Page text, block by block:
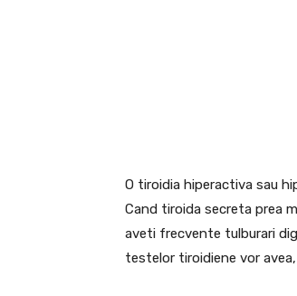
O tiroidia hiperactiva sau
Cand tiroida secreta prea
aveti frecvente tulburari
testelor tiroidiene vor